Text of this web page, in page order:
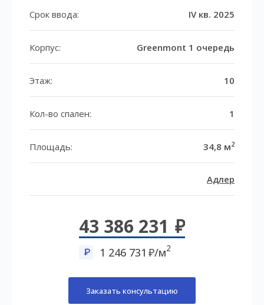
Срок ввода: IV кв. 2025
Корпус: Greenmont 1 очередь
Этаж: 10
Кол-во спален: 1
Площадь: 34,8 м2
Адлер
43 386 231
1 246 731 /м2
Заказать консультацию